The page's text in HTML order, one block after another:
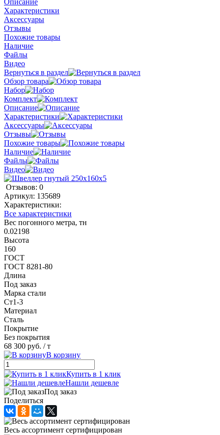
Характеристики
Аксессуары
Отзывы
Похожие товары
Наличие
Файлы
Видео
Вернуться в раздел
Обзор товара
Набор
Комплект
Описание
Характеристики
Аксессуары
Отзывы
Похожие товары
Наличие
Файлы
Видео
Отзывов: 0
Артикул: 135689
Характеристики:
Все характеристики
Вес погонного метра, тн
0.02198
Высота
160
ГОСТ
ГОСТ 8281-80
Длина
Под заказ
Марка стали
Ст1-3
Материал
Сталь
Покрытие
Без покрытия
68 300 руб. / т
В корзину
Купить в 1 клик
Нашли дешевле
Под заказ
Поделиться
Весь ассортимент сертифицирован